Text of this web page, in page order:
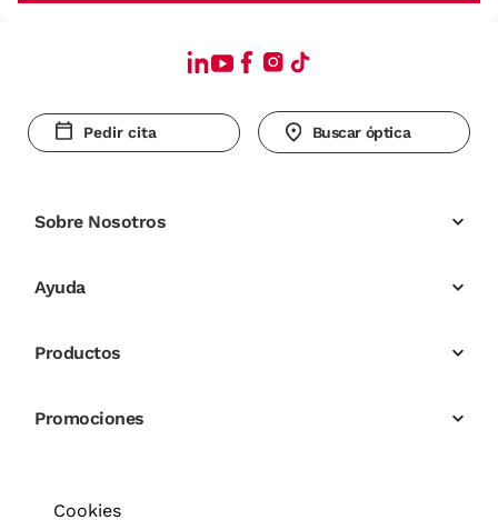
Pedir cita Buscar óptica
Sobre Nosotros
Ayuda
Productos
Promociones
Cookies